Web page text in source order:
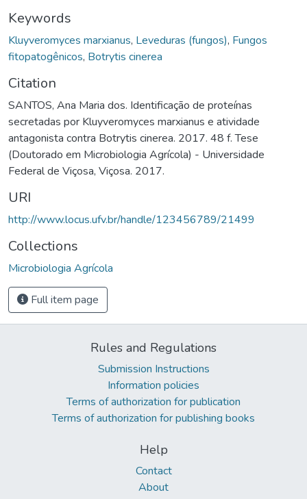
Keywords
Kluyveromyces marxianus, Leveduras (fungos), Fungos
fitopatogênicos, Botrytis cinerea
Citation
SANTOS, Ana Maria dos. Identificação de proteínas
secretadas por Kluyveromyces marxianus e atividade
antagonista contra Botrytis cinerea. 2017. 48 f. Tese
(Doutorado em Microbiologia Agrícola) - Universidade
Federal de Viçosa, Viçosa. 2017.
URI
http://www.locus.ufv.br/handle/123456789/21499
Collections
Microbiologia Agrícola
Full item page
Rules and Regulations
Submission Instructions
Information policies
Terms of authorization for publication
Terms of authorization for publishing books
Help
Contact
About